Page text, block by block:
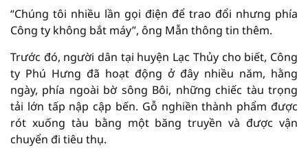
“Chúng tôi nhiều lần gọi điện để trao đổi nhưng phía
Công ty không bắt máy”, ông Mẫn thông tin thêm.
Trước đó, người dân tại huyện Lạc Thủy cho biết, Công
ty Phú Hưng đã hoạt động ở đây nhiều năm, hằng
ngày, phía ngoài bờ sông Bôi, những chiếc tàu trọng
tải lớn tấp nập cập bến. Gỗ nghiền thành phẩm được
rót xuống tàu bằng một băng truyền và được vận
chuyển đi tiêu thụ.